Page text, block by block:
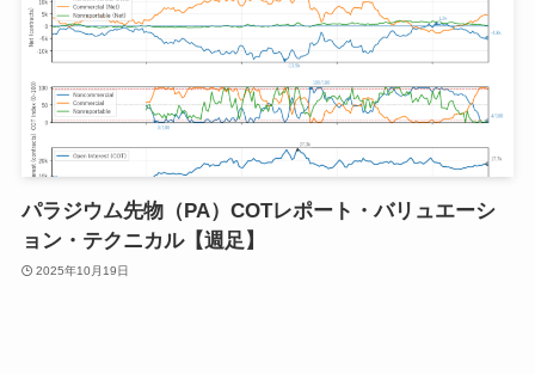
パラジウム先物（PA）COTレポート・バリュエーシ
ョン・テクニカル【週足】
2025年10月19日